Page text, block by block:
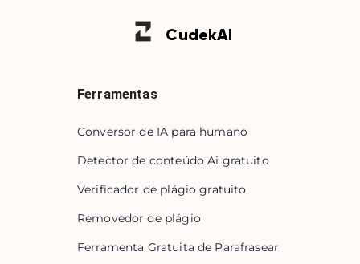
CudekAI
Ferramentas
Conversor de IA para humano
Detector de conteúdo Ai gratuito
Verificador de plágio gratuito
Removedor de plágio
Ferramenta Gratuita de Parafrasear